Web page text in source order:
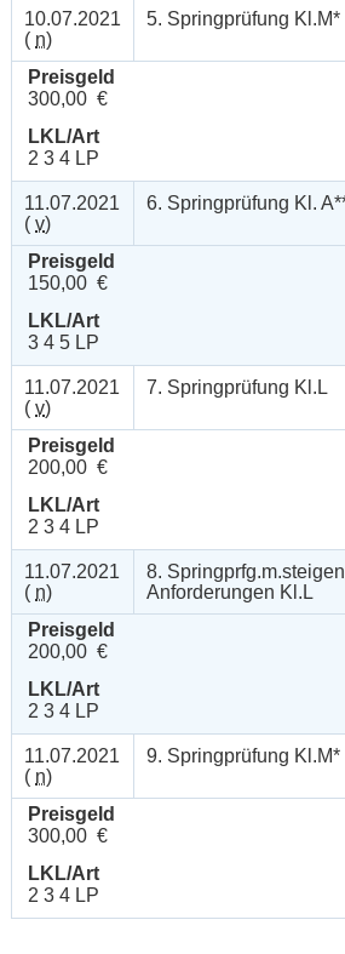
10.07.2021
( n)
5. Springprüfung Kl.M*
Preisgeld
300,00 €
LKL/Art
2 3 4 LP
11.07.2021
( v)
6. Springprüfung Kl.
Preisgeld
150,00 €
LKL/Art
3 4 5 LP
11.07.2021
( v)
7. Springprüfung Kl.L
Preisgeld
200,00 €
LKL/Art
2 3 4 LP
11.07.2021
( n)
8.
Anforderungen Kl.L
Preisgeld
200,00 €
LKL/Art
2 3 4 LP
11.07.2021
( n)
9. Springprüfung Kl.M*
Preisgeld
300,00 €
LKL/Art
2 3 4 LP